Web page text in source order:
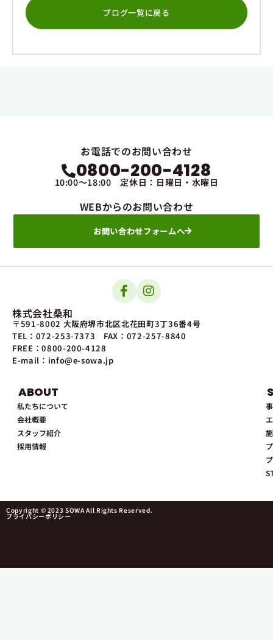
ブログ一覧に戻る
お電話でのお問い合わせ
0800-200-4128
10:00～18:00 定休日：日曜日・水曜日
WEBからのお問い合わせ
お問い合わせフォームへ
株式会社桑和
〒591-8002 大阪府堺市北区北花田町3丁36番4号
TEL：072-253-7373 FAX：072-257-8840
FREE：0800-200-4128
E-mail：info@e-sowa.jp
ABOUT
私たちについて
会社概要
スタッフ紹介
採用情報
Copyright © 2023 SOWA All Rights Reserved.
プライバシーポリシー